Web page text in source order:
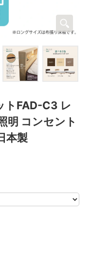
トFAD-C3 レ
明 コンセント
本製